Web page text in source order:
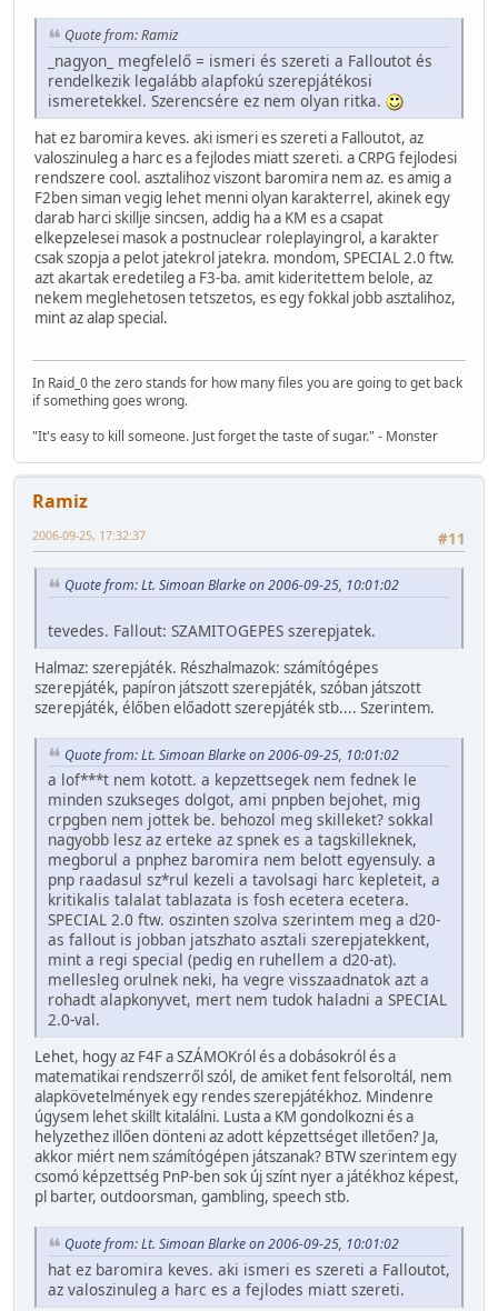
Quote from: Ramiz
_nagyon_ megfelelő = ismeri és szereti a Falloutot és
rendelkezik legalább alapfokú szerepjátékosi
ismeretekkel. Szerencsére ez nem olyan ritka.
hat ez baromira keves. aki ismeri es szereti a Falloutot, az
valoszinuleg a harc es a fejlodes miatt szereti. a CRPG fejlodesi
rendszere cool. asztalihoz viszont baromira nem az. es amig a
F2ben siman vegig lehet menni olyan karakterrel, akinek egy
darab harci skillje sincsen, addig ha a KM es a csapat
elkepzelesei masok a postnuclear roleplayingrol, a karakter
csak szopja a pelot jatekrol jatekra. mondom, SPECIAL 2.0 ftw.
azt akartak eredetileg a F3-ba. amit kideritettem belole, az
nekem meglehetosen tetszetos, es egy fokkal jobb asztalihoz,
mint az alap special.
In Raid_0 the zero stands for how many files you are going to get back
if something goes wrong.
"It's easy to kill someone. Just forget the taste of sugar." - Monster
Ramiz
#11
2006-09-25, 17:32:37
Quote from: Lt. Simoan Blarke on 2006-09-25, 10:01:02
tevedes. Fallout: SZAMITOGEPES szerepjatek.
Halmaz: szerepjáték. Részhalmazok: számítógépes
szerepjáték, papíron játszott szerepjáték, szóban játszott
szerepjáték, élőben előadott szerepjáték stb.... Szerintem.
Quote from: Lt. Simoan Blarke on 2006-09-25, 10:01:02
a lof***t nem kotott. a kepzettsegek nem fednek le
minden szukseges dolgot, ami pnpben bejohet, mig
crpgben nem jottek be. behozol meg skilleket? sokkal
nagyobb lesz az erteke az spnek es a tagskilleknek,
megborul a pnphez baromira nem belott egyensuly. a
pnp raadasul sz*rul kezeli a tavolsagi harc kepleteit, a
kritikalis talalat tablazata is fosh ecetera ecetera.
SPECIAL 2.0 ftw. oszinten szolva szerintem meg a d20-
as fallout is jobban jatszhato asztali szerepjatekkent,
mint a regi special (pedig en ruhellem a d20-at).
mellesleg orulnek neki, ha vegre visszaadnatok azt a
rohadt alapkonyvet, mert nem tudok haladni a SPECIAL
2.0-val.
Lehet, hogy az F4F a SZÁMOKról és a dobásokról és a
matematikai rendszerről szól, de amiket fent felsoroltál, nem
alapkövetelmények egy rendes szerepjátékhoz. Mindenre
úgysem lehet skillt kitalálni. Lusta a KM gondolkozni és a
helyzethez illően dönteni az adott képzettséget illetően? Ja,
akkor miért nem számítógépen játszanak? BTW szerintem egy
csomó képzettség PnP-ben sok új színt nyer a játékhoz képest,
pl barter, outdoorsman, gambling, speech stb.
Quote from: Lt. Simoan Blarke on 2006-09-25, 10:01:02
hat ez baromira keves. aki ismeri es szereti a Falloutot,
az valoszinuleg a harc es a fejlodes miatt szereti.